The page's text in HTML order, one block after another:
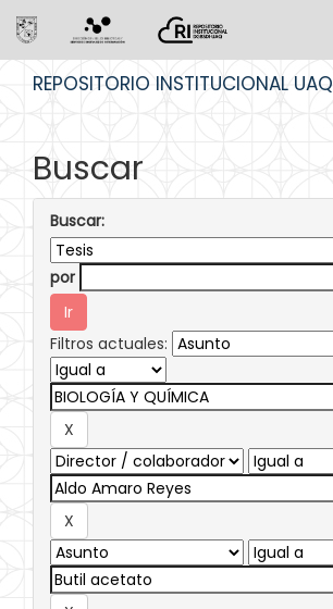
REPOSITORIO INSTITUCIONAL UAQ
Buscar
Buscar:
por
Filtros actuales: